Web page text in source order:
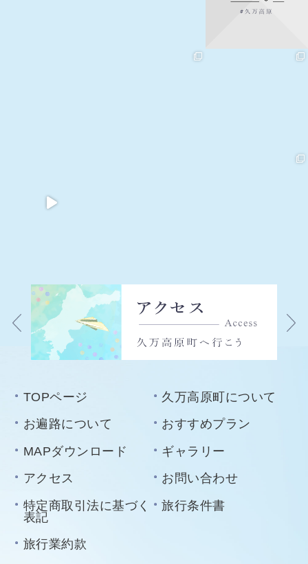
TOPページ
久万高原町について
お遍路について
おすすめプラン
MAPダウンロード
ギャラリー
アクセス
お問い合わせ
特定商取引法に基づく
表記
旅行条件書
旅行業約款